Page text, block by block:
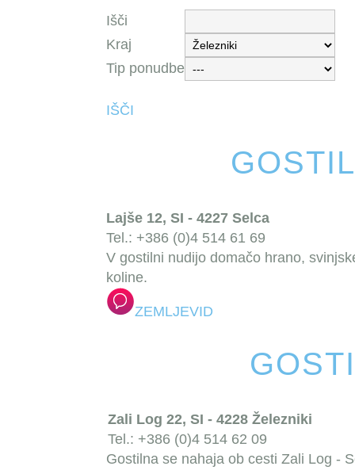
Išči
Kraj
Tip ponudbe
IŠČI
Lajše 12, SI - 4227 Selca
Tel.: +386 (0)4 514 61 69
V gostilni nudijo domačo hrano,
koline.
ZEMLJEVID
Zali Log 22, SI - 4228 Železniki
Tel.: +386 (0)4 514 62 09
Gostilna se nahaja ob cesti Zali Log -